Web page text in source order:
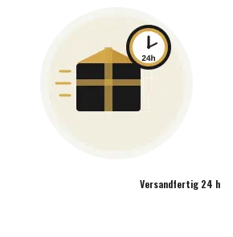
Versandfertig 24 h